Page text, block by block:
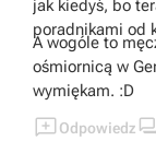
jak kiedyś, bo
poradnikami od
A wogóle to
ośmiornicą w
wymiękam. :D
Odpowiedz